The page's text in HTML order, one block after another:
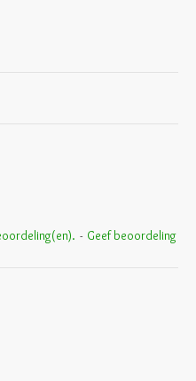
- Geef beoordeling